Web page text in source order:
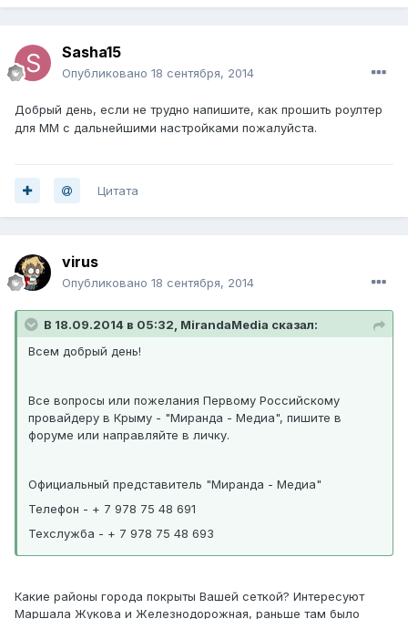
Sasha15
Опубликовано 18 сентября, 2014
Добрый день, если не трудно напишите, как прошить роултер
для ММ с дальнейшими настройками пожалуйста.
Цитата
virus
Опубликовано 18 сентября, 2014
В 18.09.2014 в 05:32, MirandaMedia сказал:
Всем добрый день!
Все вопросы или пожелания Первому Российскому
провайдеру в Крыму - "Миранда - Медиа", пишите в
форуме или направляйте в личку.
Официальный представитель "Миранда - Медиа"
Телефон - + 7 978 75 48 691
Техслужба - + 7 978 75 48 693
Какие районы города покрыты Вашей сеткой? Интересуют
Маршала Жукова и Железнодорожная, раньше там было